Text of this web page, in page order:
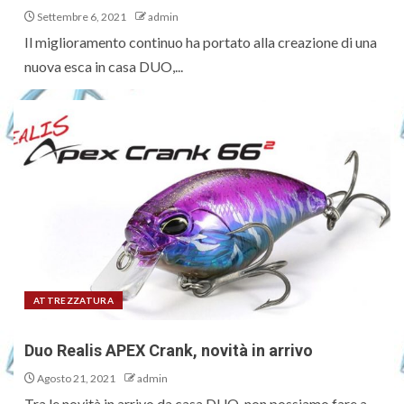
Settembre 6, 2021 admin
Il miglioramento continuo ha portato alla creazione di una
nuova esca in casa DUO,...
ATTREZZATURA
Duo Realis APEX Crank, novità in arrivo
Agosto 21, 2021 admin